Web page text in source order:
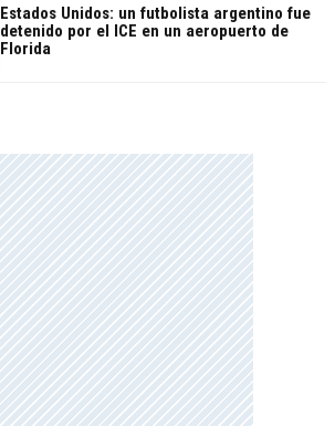
Estados Unidos: un futbolista argentino fue
detenido por el ICE en un aeropuerto de
Florida